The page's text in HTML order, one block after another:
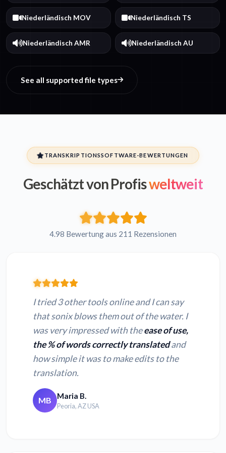
Niederländisch MOV Niederländisch TS
Niederländisch AMR Niederländisch AU
See all supported file types
TRANSKRIPTIONSSOFTWARE-BEWERTUNGEN
Geschätzt von Profisweltweit
4.98 Bewertung aus 211 Rezensionen
I tried 3 other tools online and I can say
that sonix blows them out of the water. I
was very impressed with theease of use,
the % of words correctly translatedand
how simple it was to make edits to the
translation.
MB Maria B.
Peoria, AZ USA